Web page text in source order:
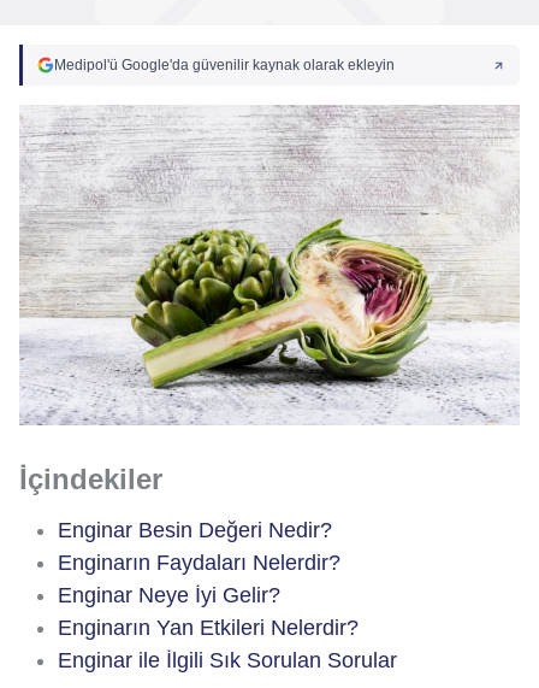
Medipol'ü Google'da güvenilir kaynak olarak ekleyin
İçindekiler
Enginar Besin Değeri Nedir?
Enginarın Faydaları Nelerdir?
Enginar Neye İyi Gelir?
Enginarın Yan Etkileri Nelerdir?
Enginar ile İlgili Sık Sorulan Sorular